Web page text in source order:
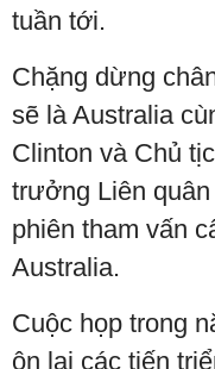
tuần tới.
Chặng dừng
sẽ là Australia
Clinton và Chủ
trưởng Liên
phiên tham vấn
Australia.
Cuộc họp trong
ôn lại các tiến